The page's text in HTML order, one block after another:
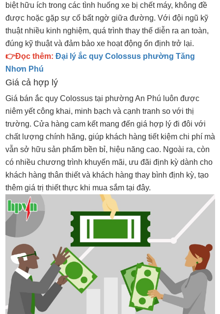
biệt hữu ích trong các tình huống xe bị chết máy, không đề
được hoặc gặp sự cố bất ngờ giữa đường. Với đội ngũ kỹ
thuật nhiều kinh nghiệm, quá trình thay thế diễn ra an toàn,
đúng kỹ thuật và đảm bảo xe hoạt động ổn định trở lại.
👉Đọc thêm: Đại lý ắc quy Colossus phường Tăng
Nhơn Phú
Giá cả hợp lý
Giá bán ắc quy Colossus tại phường An Phú luôn được
niêm yết công khai, minh bạch và cạnh tranh so với thị
trường. Cửa hàng cam kết mang đến giá hợp lý đi đôi với
chất lượng chính hãng, giúp khách hàng tiết kiệm chi phí mà
vẫn sở hữu sản phẩm bền bỉ, hiệu năng cao. Ngoài ra, còn
có nhiều chương trình khuyến mãi, ưu đãi định kỳ dành cho
khách hàng thân thiết và khách hàng thay bình định kỳ, tạo
thêm giá trị thiết thực khi mua sắm tại đây.